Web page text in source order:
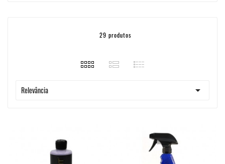
29 produtos
Relevância 